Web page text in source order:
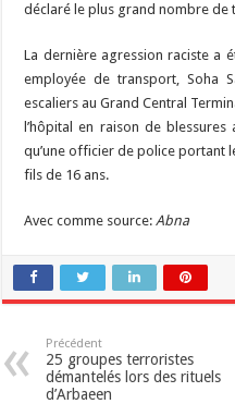
déclaré le plus grand nombre de
La dernière agression raciste a
employée de transport, Soha
escaliers au Grand Central
l’hôpital en raison de
qu’uneofficier de police portant
fils de 16 ans.
Avec comme source:Abna
Précédent
25 groupes terroristes
démantelés lors des rituels
d’Arbaeen